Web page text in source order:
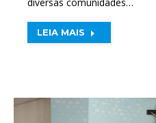
LEIA MAIS